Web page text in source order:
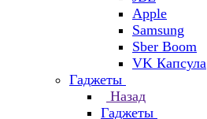
Apple
Samsung
Sber Boom
VK Капсула
Гаджеты
Назад
Гаджеты